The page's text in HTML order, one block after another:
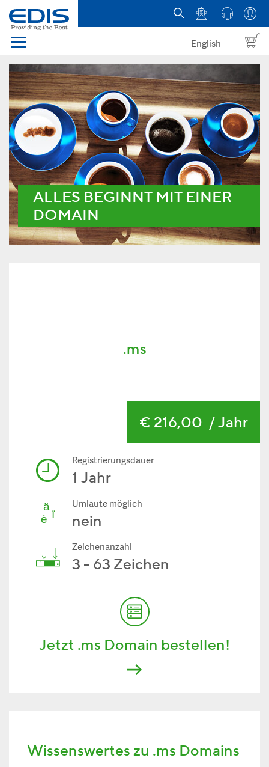
Menü
Domains
Webhosting Österreich
News
über EDIS
English
ALLES BEGINNT MIT EINER
DOMAIN
.ms
€ 216,00 / Jahr
Registrierungsdauer
1 Jahr
Umlaute möglich
nein
Zeichenanzahl
3 - 63 Zeichen
Jetzt .ms Domain bestellen!
Wissenswertes zu .ms Domains